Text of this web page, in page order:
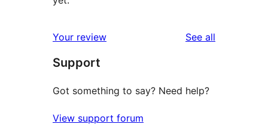
Your review See all
Support
Got something to say? Need help?
View support forum